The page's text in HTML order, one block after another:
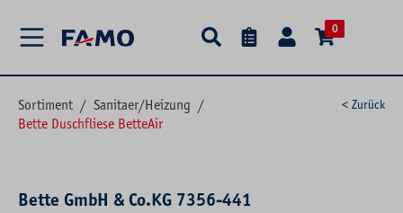
0
Sortiment / Sanitaer/Heizung /
Bette Duschfliese BetteAir
< Zurück
Bette GmbH & Co.KG 7356-441